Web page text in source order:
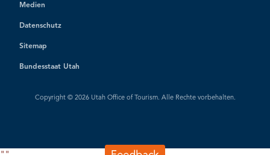
Medien
Datenschutz
Sitemap
Bundesstaat Utah
Copyright © 2026 Utah Office of Tourism. Alle Rechte vorbehalten.